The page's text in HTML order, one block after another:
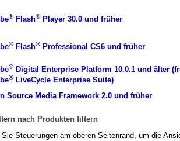
® Flash® Player 30.0 und früher
® Flash® Professional CS6 und früher
® Digital Enterprise Platform 10.0.1 und älter
® LiveCycle Enterprise Suite)
Source Media Framework 2.0 und früher
nach Produkten filtern
Sie Steuerungen am oberen Seitenrand, um die